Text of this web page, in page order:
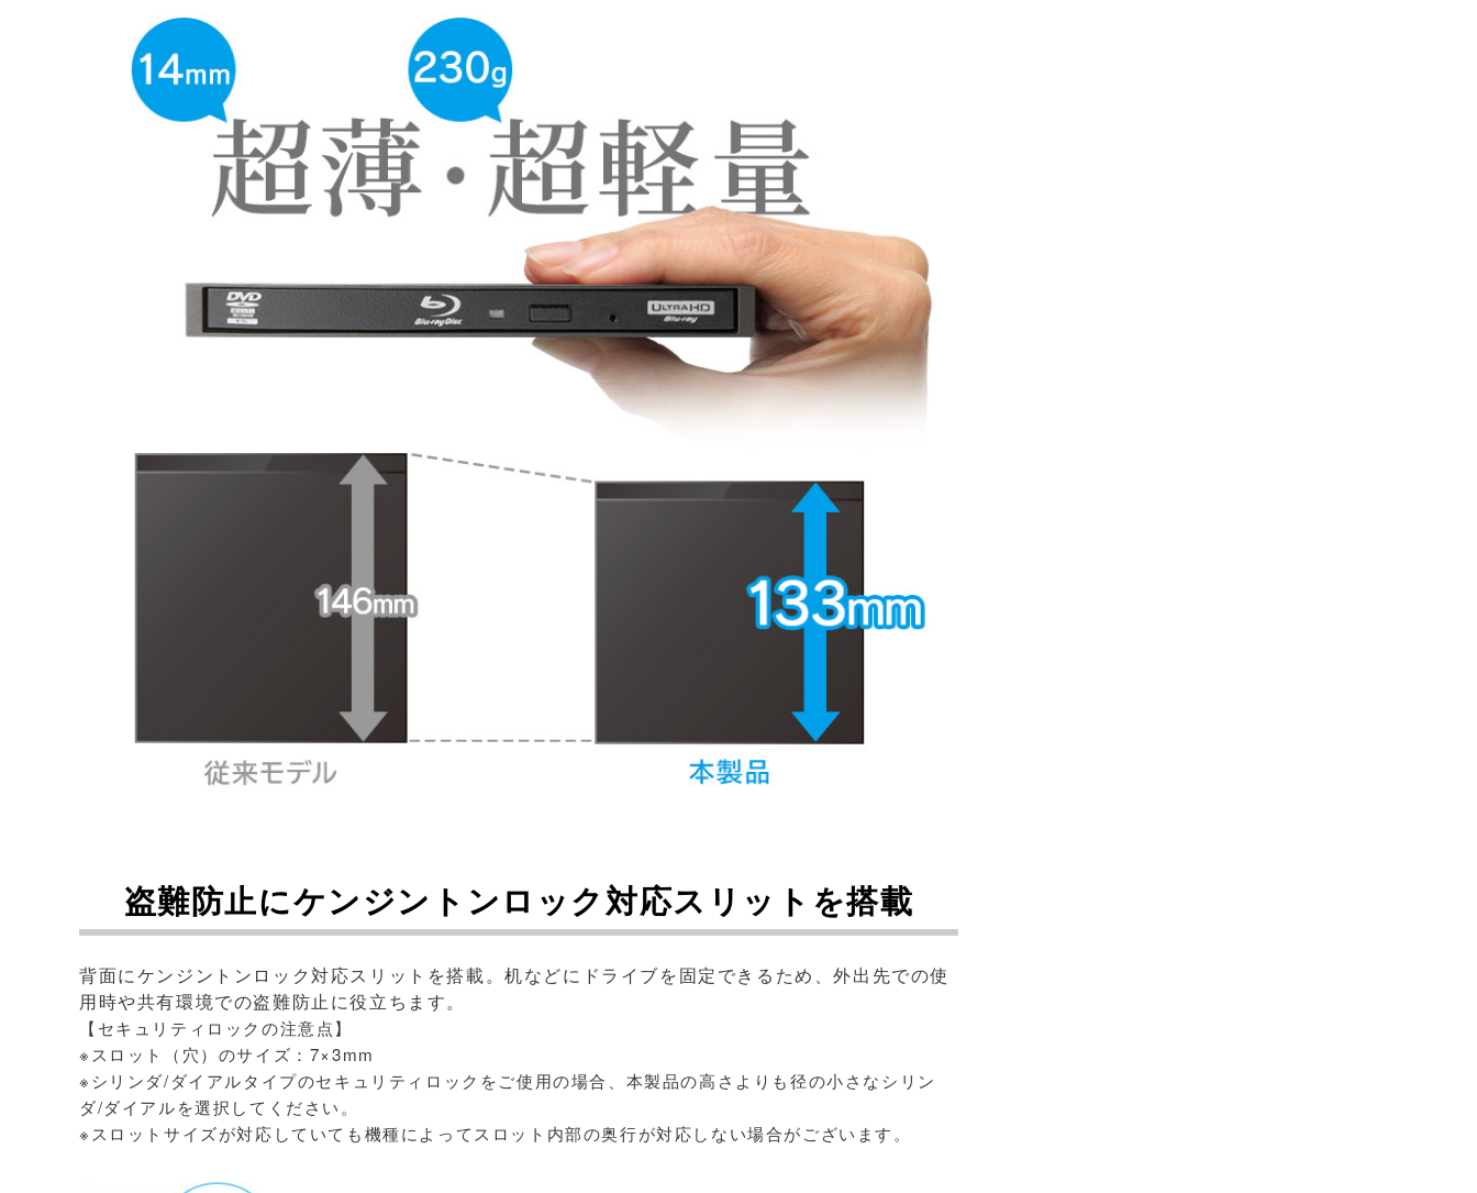
盗難防止にケンジントンロック対応スリットを搭載
背面にケンジントンロック対応スリットを搭載。机などにドライブを固定できるため、外出先での使
用時や共有環境での盗難防止に役立ちます。
【セキュリティロックの注意点】
※スロット（穴）のサイズ：7×3mm
※シリンダ/ダイアルタイプのセキュリティロックをご使用の場合、本製品の高さよりも径の小さなシリン
ダ/ダイアルを選択してください。
※スロットサイズが対応していても機種によってスロット内部の奥行が対応しない場合がございます。